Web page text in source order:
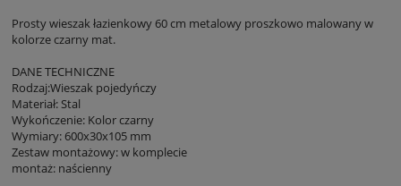
Prosty wieszak łazienkowy 60 cm metalowy proszkowo malowany w
kolorze czarny mat.
DANE TECHNICZNE
Rodzaj:Wieszak pojedyńczy
Materiał: Stal
Wykończenie: Kolor czarny
Wymiary: 600x30x105 mm
Zestaw montażowy: w komplecie
montaż: naścienny